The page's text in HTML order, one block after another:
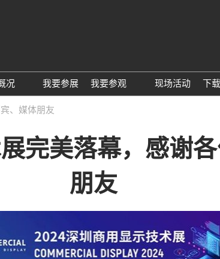
况
见问题解答
我要参展
我要参观
住宿酒店
现场活动 下
、媒体朋友
完美落幕，感谢
朋友